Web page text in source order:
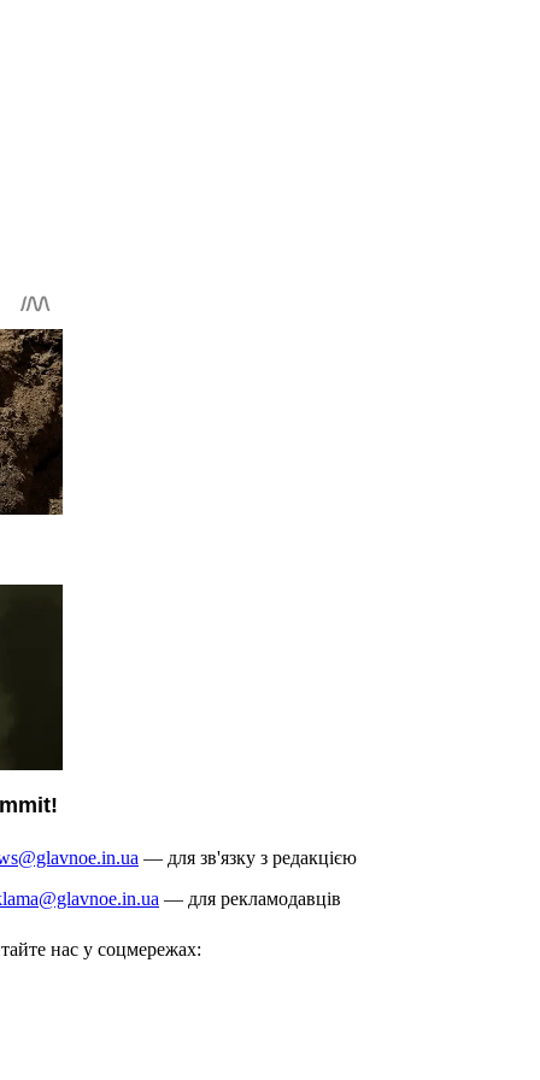
— для зв'язку з редакцією
— для рекламодавців
нас у соцмережах: